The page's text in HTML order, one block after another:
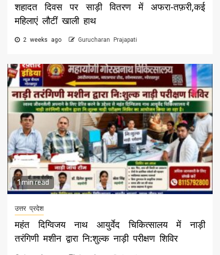
शहादत दिवस पर साड़ी वितरण में अफरा-तफ़री,कई
महिलाएं लौटीं खाली हाथ
2 weeks ago Gurucharan Prajapati
1 min read
उत्तर प्रदेश
महंत दिग्विजय नाथ आयुर्वेद चिकित्सालय में नाड़ी
तरंगिणी मशीन द्वारा नि:शुल्क नाड़ी परीक्षण शिविर